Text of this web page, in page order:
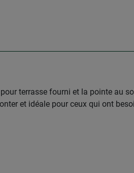
terrasse fourni et la pointe au
et idéale pour ceux qui ont